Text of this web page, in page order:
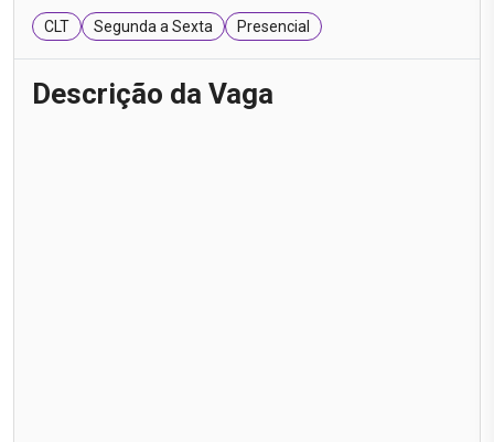
CLT Segunda a Sexta Presencial
Descrição da Vaga